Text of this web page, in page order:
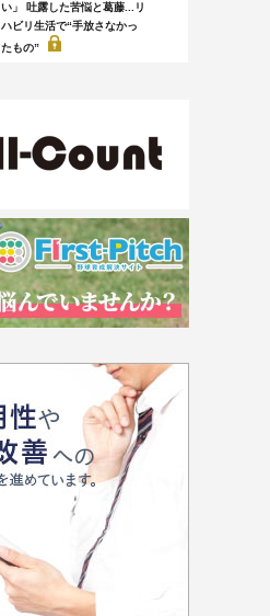
い」 吐露した苦悩と葛藤...リ
ハビリ生活で“手放さなかっ
たもの”